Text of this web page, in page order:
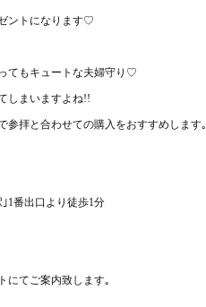
ントになります♡
てもキュートな夫婦守り♡
しまいますよね!!
参拝と合わせての購入をおすすめします｡
1番出口より徒歩1分
にてご案内致します｡